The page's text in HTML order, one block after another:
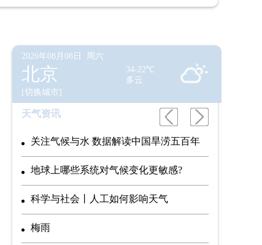
2026年08月08日 周六
北京
[切换城市]
34-22℃
多云
天气资讯
关注气候与水 数据解读中国旱涝五百年
地球上哪些系统对气候变化更敏感?
科学与社会丨人工如何影响天气
梅雨